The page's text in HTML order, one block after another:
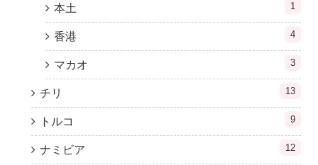
本土 1
香港 4
マカオ 3
チリ 13
トルコ 9
ナミビア 12